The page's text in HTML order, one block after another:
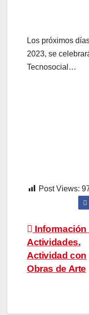
Los próximos
2023, se
Tecnosocial…
Post Views:
de
entradas
Información
Actividades.
Actividad con
Obras de Arte